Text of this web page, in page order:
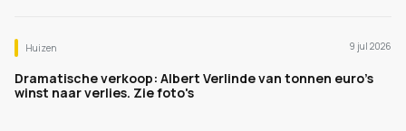
Huizen 9 jul 2026
Dramatische verkoop: Albert Verlinde van tonnen euro's
winst naar verlies. Zie foto's